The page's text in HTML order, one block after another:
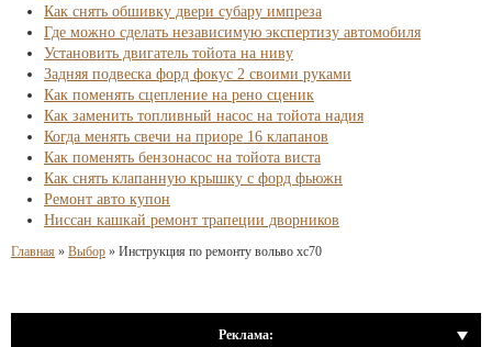
Как снять обшивку двери субару импреза
Где можно сделать независимую экспертизу автомобиля
Установить двигатель тойота на ниву
Задняя подвеска форд фокус 2 своими руками
Как поменять сцепление на рено сценик
Как заменить топливный насос на тойота надия
Когда менять свечи на приоре 16 клапанов
Как поменять бензонасос на тойота виста
Как снять клапанную крышку с форд фьюжн
Ремонт авто купон
Ниссан кашкай ремонт трапеции дворников
Главная » Выбор » Инструкция по ремонту вольво хс70
Реклама: